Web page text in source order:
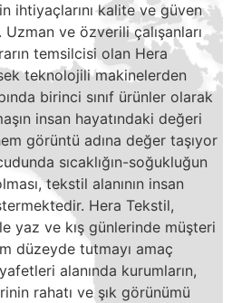
ihtiyaçlarını kalite ve güven
Uzman ve özverili çalışanları
temsilcisi olan Hera
teknolojili makinelerden
birinci sınıf ürünler olarak
insan hayatındaki değeri
görüntü adına değer taşıyor
sıcaklığın-soğukluğun
tekstil alanının insan
Hera Tekstil,
yaz ve kış günlerinde müşteri
düzeyde tutmayı amaç
alanında kurumların,
rahatı ve şık görünümü